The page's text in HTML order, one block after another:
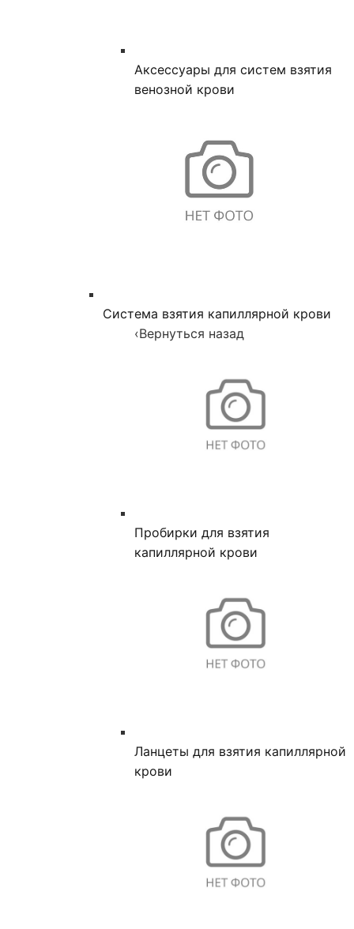
Аксессуары для систем взятия
венозной крови
Система взятия капиллярной крови
‹Вернуться назад
Пробирки для взятия
капиллярной крови
Ланцеты для взятия капиллярной
крови